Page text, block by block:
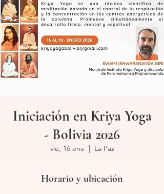
Iniciación en Kriya Yoga
- Bolivia 2026
vie, 16 ene
  |
La Paz
Horario y ubicación